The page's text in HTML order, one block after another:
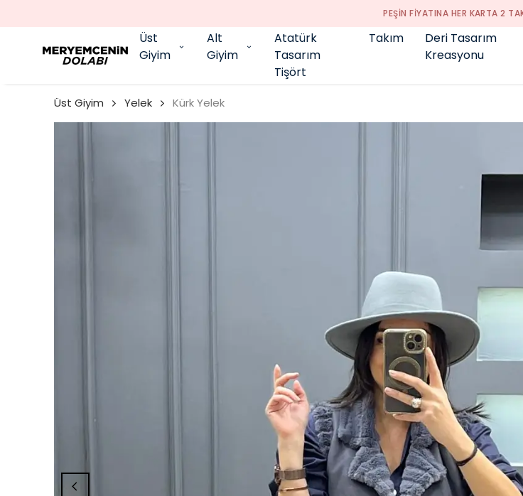
Üst
Giyim
Alt
Giyim
Atatürk
Tasarım
Tişört
Takım
Deri Tasarım
Kreasyonu
Üst Giyim Yelek Kürk Yelek